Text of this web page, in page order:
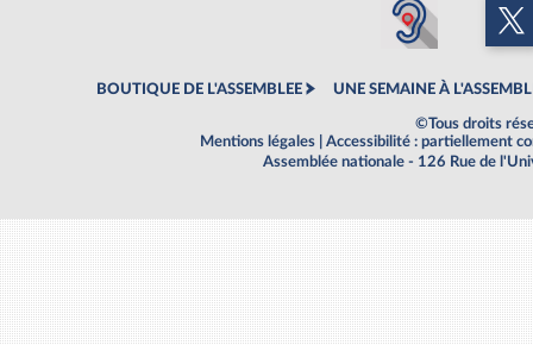
BOUTIQUE DE L'ASSEMBLEE UNE SEMAINE À
©Tous droits
Mentions légales
Accessibilité : partiellement
Assemblée nationale - 126 Rue de